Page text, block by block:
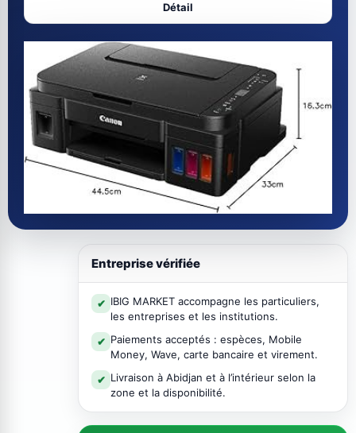
Détail
Entreprise vérifiée
✔ IBIG MARKET accompagne les particuliers,
les entreprises et les institutions.
✔ Paiements acceptés : espèces, Mobile
Money, Wave, carte bancaire et virement.
✔ Livraison à Abidjan et à l’intérieur selon la
zone et la disponibilité.